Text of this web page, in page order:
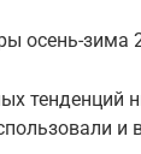
осень-зима
тенденций
и